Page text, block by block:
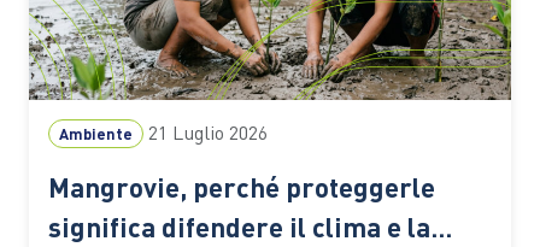
Ambiente 21 Luglio 2026
Mangrovie, perché proteggerle
significa difendere il clima e la